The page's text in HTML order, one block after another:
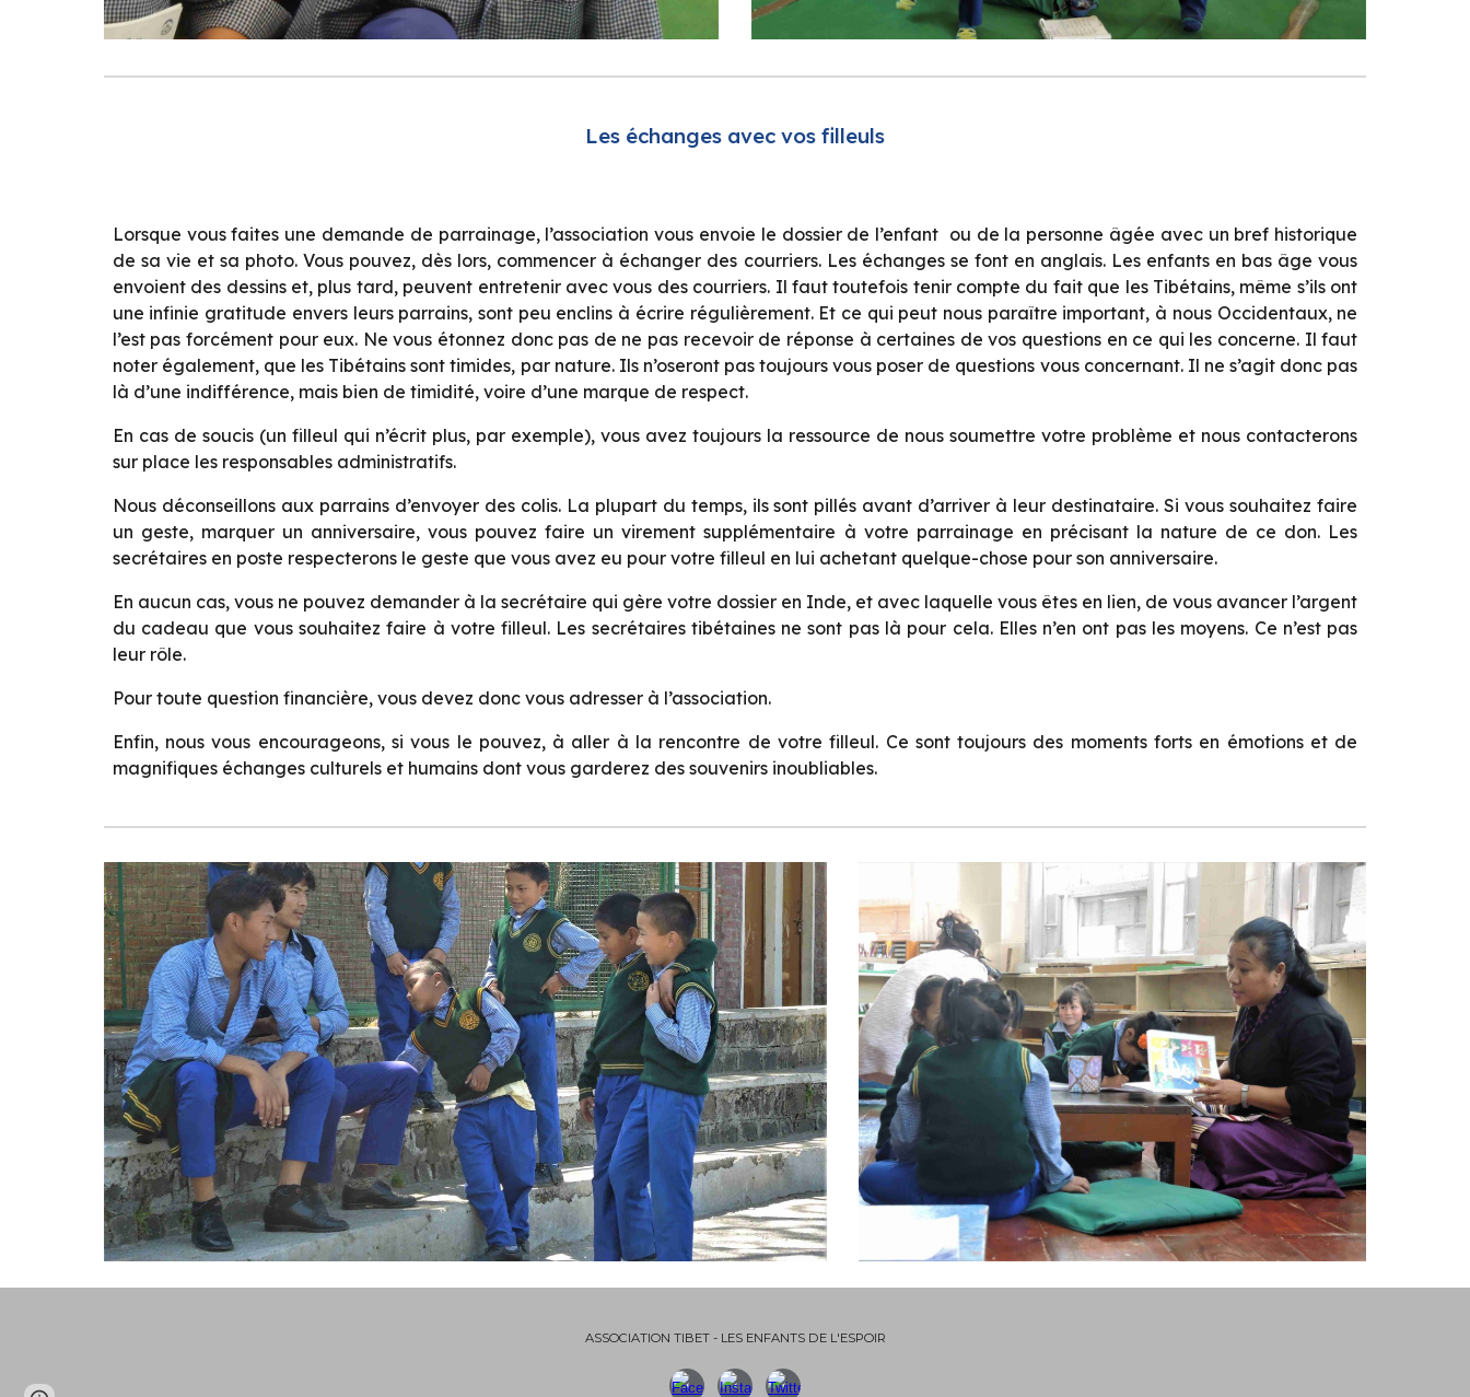
Les échanges avec vos filleuls
Lorsque vous faites une demande de parrainage, l’association vous envoie le dossier de l’enfant ou de la personne âgée avec un bref historique
de sa vie et sa photo. Vous pouvez, dès lors, commencer à échanger des courriers. Les échanges se font en anglais. Les enfants en bas âge vous
envoient des dessins et, plus tard, peuvent entretenir avec vous des courriers. Il faut toutefois tenir compte du fait que les Tibétains, même s’ils ont
une infinie gratitude envers leurs parrains, sont peu enclins à écrire régulièrement. Et ce qui peut nous paraître important, à nous Occidentaux, ne
l’est pas forcément pour eux. Ne vous étonnez donc pas de ne pas recevoir de réponse à certaines de vos questions en ce qui les concerne. Il faut
noter également, que les Tibétains sont timides, par nature. Ils n’oseront pas toujours vous poser de questions vous concernant. Il ne s’agit donc pas
là d’une indifférence, mais bien de timidité, voire d’une marque de respect.
En cas de soucis (un filleul qui n’écrit plus, par exemple), vous avez toujours la ressource de nous soumettre votre problème et nous contacterons
sur place les responsables administratifs.
Nous déconseillons aux parrains d’envoyer des colis. La plupart du temps, ils sont pillés avant d’arriver à leur destinataire. Si vous souhaitez faire
un geste, marquer un anniversaire, vous pouvez faire un virement supplémentaire à votre parrainage en précisant la nature de ce don. Les
secrétaires en poste respecterons le geste que vous avez eu pour votre filleul en lui achetant quelque-chose pour son anniversaire.
En aucun cas, vous ne pouvez demander à la secrétaire qui gère votre dossier en Inde, et avec laquelle vous êtes en lien, de vous avancer l’argent
du cadeau que vous souhaitez faire à votre filleul. Les secrétaires tibétaines ne sont pas là pour cela. Elles n’en ont pas les moyens. Ce n’est pas
leur rôle.
Pour toute question financière, vous devez donc vous adresser à l’association.
Enfin, nous vous encourageons, si vous le pouvez, à aller à la rencontre de votre filleul. Ce sont toujours des moments forts en émotions et de
magnifiques échanges culturels et humains dont vous garderez des souvenirs inoubliables.
ASSOCIATION TIBET - LES ENFANTS DE L'ESPOIR